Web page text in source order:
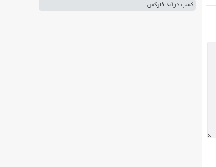
کسب درآمد فارکس